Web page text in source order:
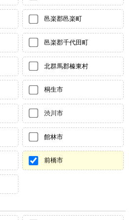
邑楽郡邑楽町
邑楽郡千代田町
北群馬郡榛東村
桐生市
渋川市
館林市
前橋市